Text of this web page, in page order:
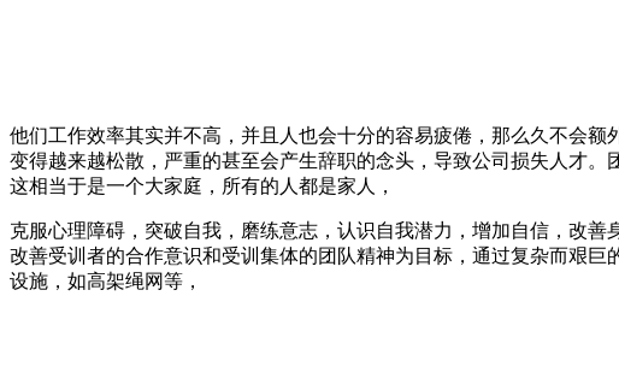
他们工作效率其实并不高，并且人也会十分的容易疲倦，那么久不会
变得越来越松散，严重的甚至会产生辞职的念头，导致公司损失人才
这相当于是一个大家庭，所有的人都是家人，
克服心理障碍，突破自我，磨练意志，认识自我潜力，增加自信，改
改善受训者的合作意识和受训集体的团队精神为目标，通过复杂而艰
设施，如高架绳网等，